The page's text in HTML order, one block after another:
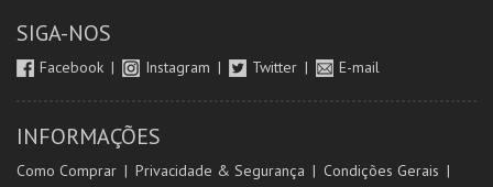
SIGA-NOS
Facebook Instagram Twitter E-mail
INFORMAÇÕES
Como Comprar Privacidade & Segurança
Condições Gerais